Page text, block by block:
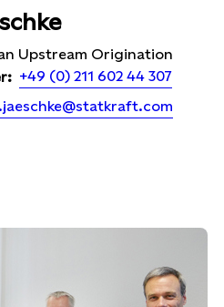
Upstream Origination
+49 (0) 211 602 44 307